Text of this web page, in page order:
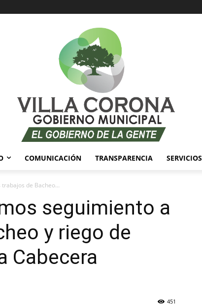
COMUNICACIÓN TRANSPARENCIA SERVICIOS
de Bacheo...
seguimiento a
y riego de
Cabecera
451